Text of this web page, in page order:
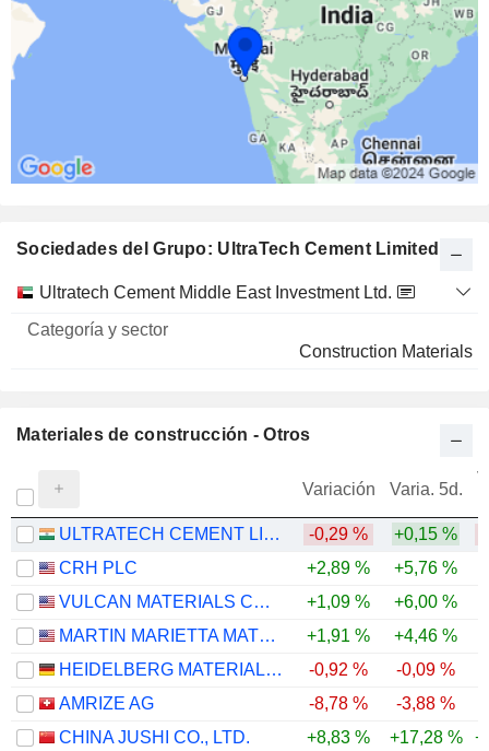
Sociedades del Grupo: UltraTech Cement Limited
Categoría
Ultratech Cement Middle East Investment Ltd.
Construction Materials
Materiales de construcción - Otros
Variación Varia. 5d.
ULTRATECH CEMENT LIMITED -0,29 % +0,15 %
CRH PLC
+2,89 % +5,76 %
VULCAN MATERIALS COMPANY
+1,09 % +6,00 %
MARTIN MARIETTA MATERIALS, INC.
+1,91 % +4,46 %
HEIDELBERG MATERIALS AG
-0,92 % -0,09 %
AMRIZE AG
-8,78 % -3,88 %
CHINA JUSHI CO., LTD.
+8,83 % +17,28 %